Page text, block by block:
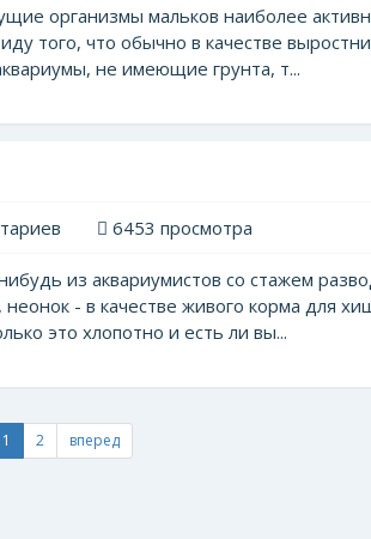
организмы мальков наиболее
того, что обычно в качестве
не имеющие грунта, т...
6453 просмотра
из аквариумистов со стажем
- в качестве живого корма для
это хлопотно и есть ли вы...
1 2 вперед